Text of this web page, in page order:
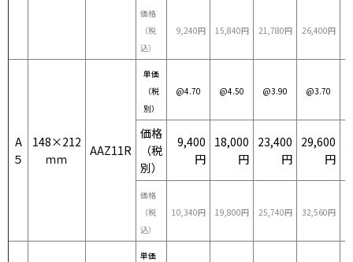
価格
（税
込）
9,240円 15,840円 21,780円 26,400円
A
５
148×212
ｍｍ
AAZ11R
単価
（税
別）
@4.70 @4.50 @3.90 @3.70
価格
（税
別）
9,400
円
18,000
円
23,400
円
29,600
円
価格
（税
込）
10,340円 19,800円 25,740円 32,560円
単価